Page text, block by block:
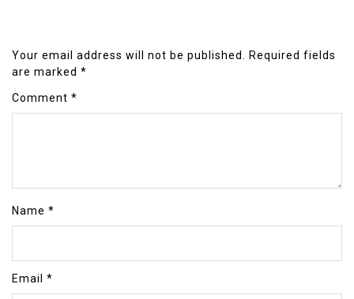
Your email address will not be published.
Required fields
are marked *
Comment *
Name *
Email *